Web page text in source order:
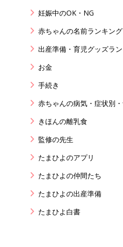
妊娠中のOK・NG
赤ちゃんの名前ランキング
出産準備・育児グッズラ
お金
手続き
赤ちゃんの病気・症状別
きほんの離乳食
監修の先生
たまひよのアプリ
たまひよの仲間たち
たまひよの出産準備
たまひよ白書